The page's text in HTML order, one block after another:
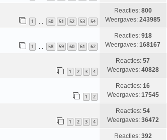
1 50 51 52 53 54
Reacties: 800
Weergaves: 243985
1 58 59 60 61 62
Reacties: 918
Weergaves: 168167
1 2 3 4
Reacties: 57
Weergaves: 40828
1 2
Reacties: 16
Weergaves: 17545
1 2 3 4
Reacties: 54
Weergaves: 36472
Reacties: 392